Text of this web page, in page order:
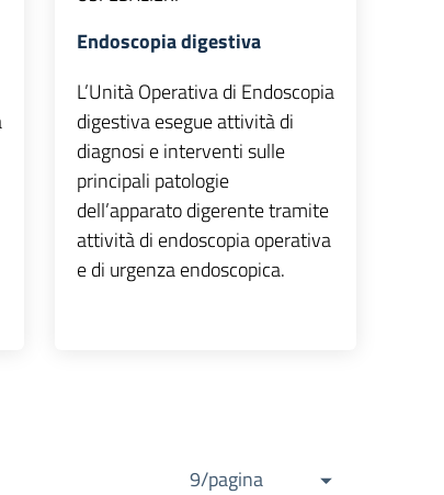
Endoscopia digestiva
L’Unità Operativa di Endoscopia
digestiva esegue attività di
diagnosi e interventi sulle
principali patologie
dell’apparato digerente tramite
attività di endoscopia operativa
e di urgenza endoscopica.
9/pagina